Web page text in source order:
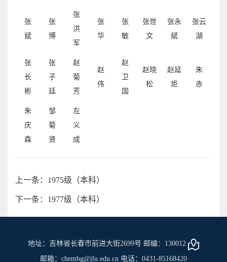
张
斌
张
博
张
洪
军
张
华
张
敏
张世
文
张永
斌
张云
湖
张
长
彬
张
子
廷
赵
菊
芳
赵
伟
赵
卫
国
赵晓
松
赵延
炬
朱
赤
朱
庆
森
邹
菊
贤
左
义
成
上一条：1975级（本科）
下一条：1977级（本科）
地址：吉林省长春市前进大街2699号 邮编：130012
邮箱：chembg@jlu.edu.cn 电话：0431-85168420